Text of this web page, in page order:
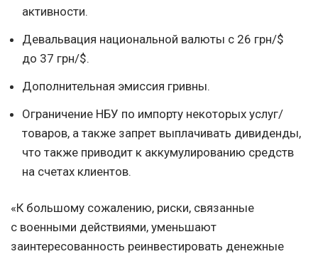
активности.
Девальвация национальной валюты с 26 грн/$
до 37 грн/$.
Дополнительная эмиссия гривны.
Ограничение НБУ по импорту некоторых услуг/
товаров, а также запрет выплачивать дивиденды,
что также приводит к аккумулированию средств
на счетах клиентов.
«К большому сожалению, риски, связанные
с военными действиями, уменьшают
заинтересованность реинвестировать денежные